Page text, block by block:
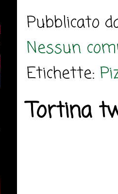
Pubblicato
Nessun
Etichette:
Tortina